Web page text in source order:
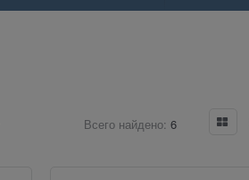
Всего найдено: 6